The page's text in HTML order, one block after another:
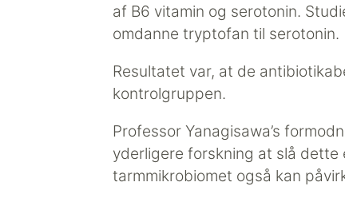
af B6 vitamin og serotonin.
omdanne tryptofan til serotonin.
Resultatet var, at de
kontrolgruppen.
Professor Yanagisawa’s
yderligere forskning at slå
tarmmikrobiomet også kan